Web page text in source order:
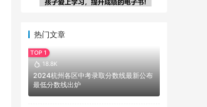
热门文章
18.8K
2024杭州各区中考录取分数线最新公布
最低分数线出炉